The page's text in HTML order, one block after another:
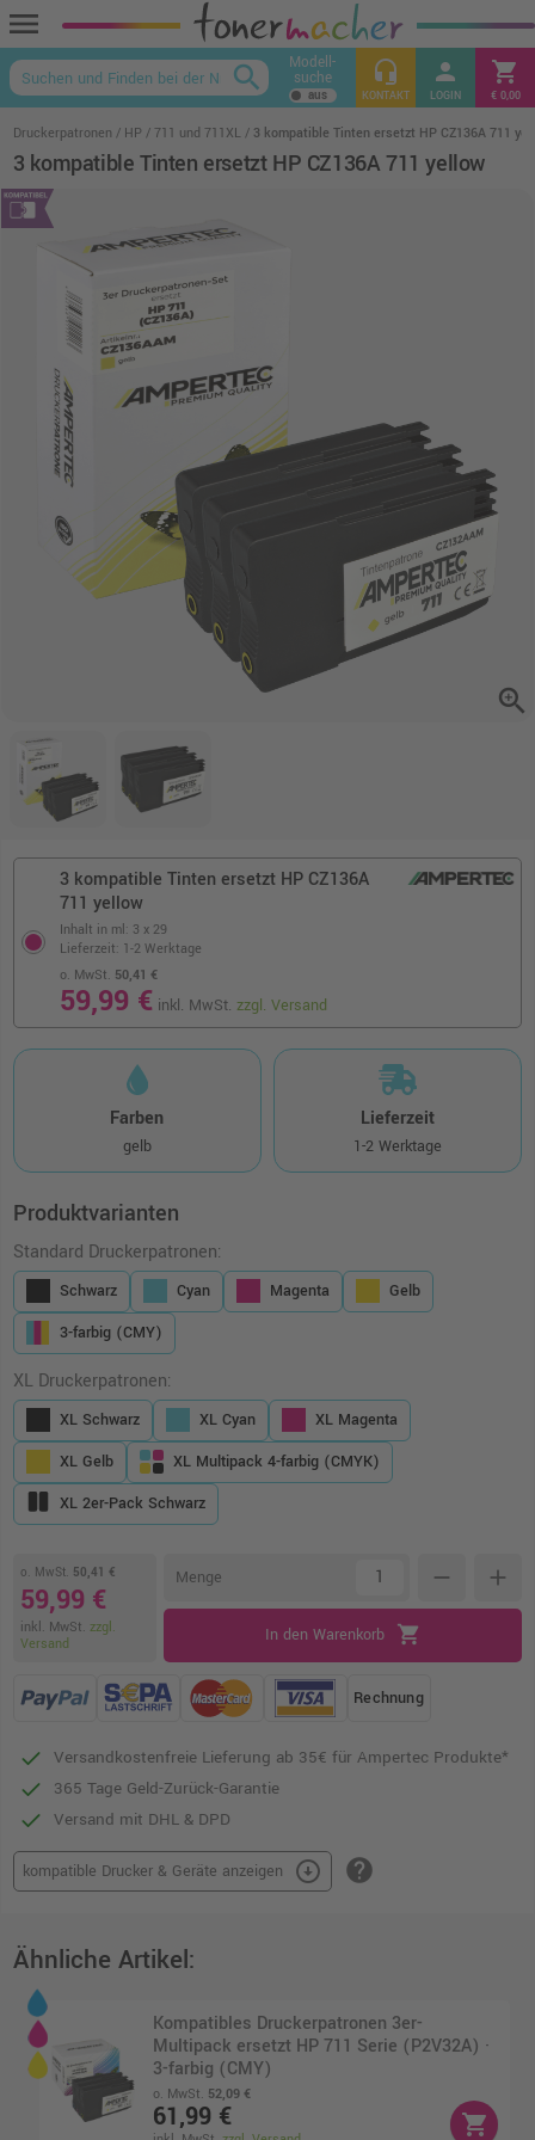
menu
keyboard_arrow_up
search Modell-
suche headset_mic
KONTAKT
person
LOGIN
shopping_cart
€ 0,00
Druckerpatronen HP 711 und 711XL 3 kompatible Tinten ersetzt HP CZ136A 711
3 kompatible Tinten ersetzt HP CZ136A 711 yellow
zoom_in
3 kompatible Tinten ersetzt HP CZ136A
711 yellow
Inhalt in ml: 3 x 29
o. MwSt. 50,41 €
59,99 € inkl. MwSt.zzgl. Versand
Lieferzeit: 1-2 Werktage
Farben
gelb
Lieferzeit
1-2 Werktage
Produktvarianten
Standard Druckerpatronen:
Schwarz Cyan Magenta
Gelb
3-farbig (CMY)
XL Druckerpatronen:
XL Schwarz XL Cyan
XL Magenta
XL Gelb
XL Multipack 4-farbig (CMYK)
XL 2er-Pack Schwarz
o. MwSt. 50,41 €
59,99 €
inkl. MwSt. zzgl.
Versand
Menge remove add
In den Warenkorb shopping_cart
Rechnung
Versandkostenfreie Lieferung ab 35€ für Ampertec Produkte*
365 Tage Geld-Zurück-Garantie
Versand mit DHL & DPD
kompatible Drucker & Geräte anzeigen arrow_circle_down help
Ähnliche Artikel:
Kompatibles Druckerpatronen 3er-
Multipack ersetzt HP 711 Serie (P2V32A) ·
3-farbig (CMY)
o. MwSt. 52,09 €
61,99 € shopping_cart